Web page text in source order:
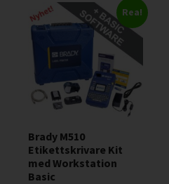
Rea!
Brady M510
Etikettskrivare Kit
med Workstation
Basic